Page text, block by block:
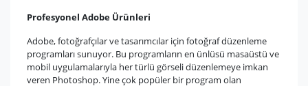
Profesyonel Adobe Ürünleri
Adobe, fotoğrafçılar ve tasarımcılar için fotoğraf düzenleme
programları sunuyor. Bu programların en ünlüsü masaüstü ve
mobil uygulamalarıyla her türlü görseli düzenlemeye imkan
veren Photoshop. Yine çok popüler bir program olan